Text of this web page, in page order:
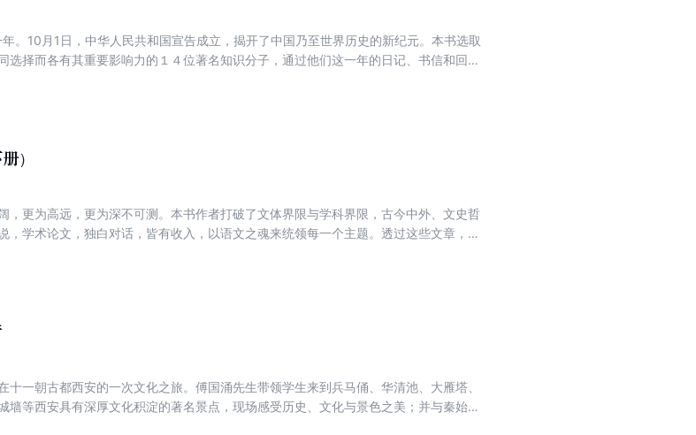
。10月1日，中华人民共和国宣告成立，揭开了中国乃至世界历史的新纪元。本书选取
选择而各有其重要影响力的１４位著名知识分子，通过他们这一年的日记、书信和回忆
一呈现在今天读者面前。十四位人物之后还有两篇专文，同样通过私人记录，分别再现
云的大潮和来之不易的胜利所带来的万千气象与人心所向，看到面临大变革大动荡所引
难的选择与深邃思虑……这是一部可读可信、可圈可点的鲜活之书，也是新世纪学人深
次之旅。
）
，更为高远，更为深不可测。本书作者打破了文体界限与学科界限，古今中外、文史哲
，学术论文，独白对话，皆有收入，以语文之魂来统领每一个主题。透过这些文章，我
十一朝古都西安的一次文化之旅。傅国涌先生带领学生来到兵马俑、华清池、大雁塔、
墙等西安具有深厚文化积淀的著名景点，现场感受历史、文化与景色之美；并与秦始